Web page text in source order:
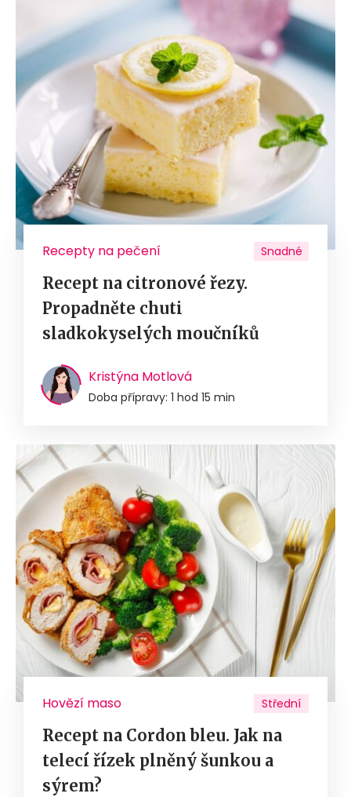
Recepty na pečení Snadné
Recept na citronové řezy.
Propadněte chuti
sladkokyselých moučníků
Kristýna Motlová
Doba přípravy: 1 hod 15 min
Hovězí maso Střední
Recept na Cordon bleu. Jak na
telecí řízek plněný šunkou a
sýrem?